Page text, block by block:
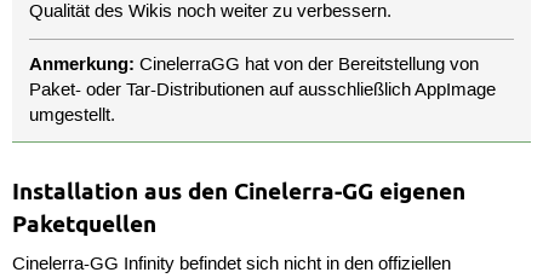
Qualität des Wikis noch weiter zu verbessern.
Anmerkung: CinelerraGG hat von der Bereitstellung von
Paket- oder Tar-Distributionen auf ausschließlich AppImage
umgestellt.
Installation aus den Cinelerra-GG eigenen
Paketquellen
Cinelerra-GG Infinity befindet sich nicht in den offiziellen